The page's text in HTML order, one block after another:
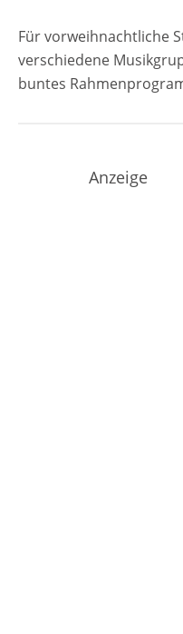
Für vorweihnachtliche
verschiedene
buntes
Anzeige